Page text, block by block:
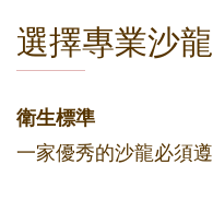
選擇專業沙
衛生標準
一家優秀的沙龍必須